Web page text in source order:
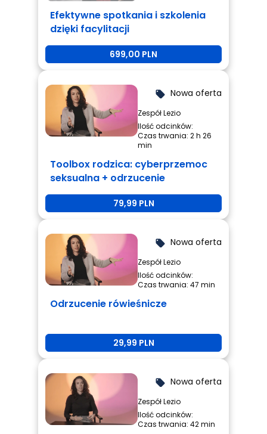
Efektywne spotkania i szkolenia
dzięki facylitacji
699,00 PLN
local_offer Nowa oferta
Zespół Lezio
Ilość odcinków:
Czas trwania: 2 h 26
min
Toolbox rodzica: cyberprzemoc
seksualna + odrzucenie
rówieśnicze + przemoc
79,99 PLN
local_offer Nowa oferta
Zespół Lezio
Ilość odcinków:
Czas trwania: 47 min
Odrzucenie rówieśnicze
29,99 PLN
local_offer Nowa oferta
Zespół Lezio
Ilość odcinków:
Czas trwania: 42 min